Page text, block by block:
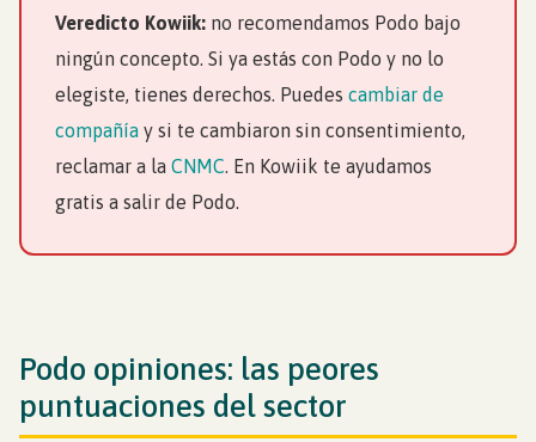
Veredicto Kowiik: no recomendamos Podo bajo
ningún concepto. Si ya estás con Podo y no lo
elegiste, tienes derechos. Puedes cambiar de
compañía y si te cambiaron sin consentimiento,
reclamar a la CNMC. En Kowiik te ayudamos
gratis a salir de Podo.
Podo opiniones: las peores
puntuaciones del sector